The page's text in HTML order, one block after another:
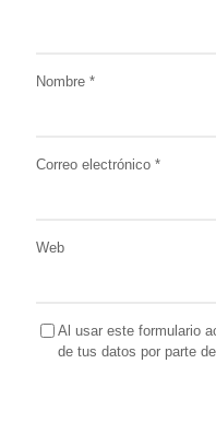
Nombre *
Correo electrónico *
Web
Al usar este formulario
de tus datos por parte